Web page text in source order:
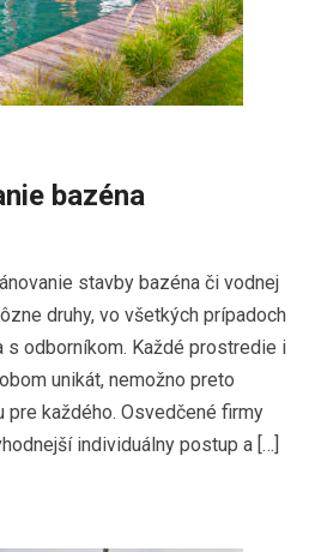
bazéna
stavby bazéna či vodnej
druhy, vo všetkých prípadoch
odborníkom. Každé prostredie i
unikát, nemožno preto
pre každého. Osvedčené firmy
individuálny postup a […]